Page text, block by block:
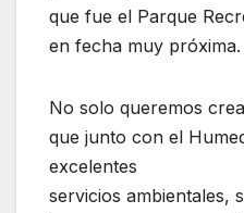
que fue el Parque
en fecha muy próxima.
No solo queremos
que junto con el
excelentes
servicios ambientales,